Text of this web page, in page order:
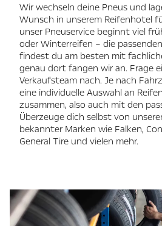
Wir wechseln deine Pneus und
Wunsch in unserem Reifenhotel
unser Pneuservice beginnt viel
oder Winterreifen – die
findest du am besten mit
genau dort fangen wir an. Frage
Verkaufsteam nach. Je nach
eine individuelle Auswahl an
zusammen, also auch mit den
Überzeuge dich selbst von
bekannter Marken wie Falken,
General Tire und vielen mehr.